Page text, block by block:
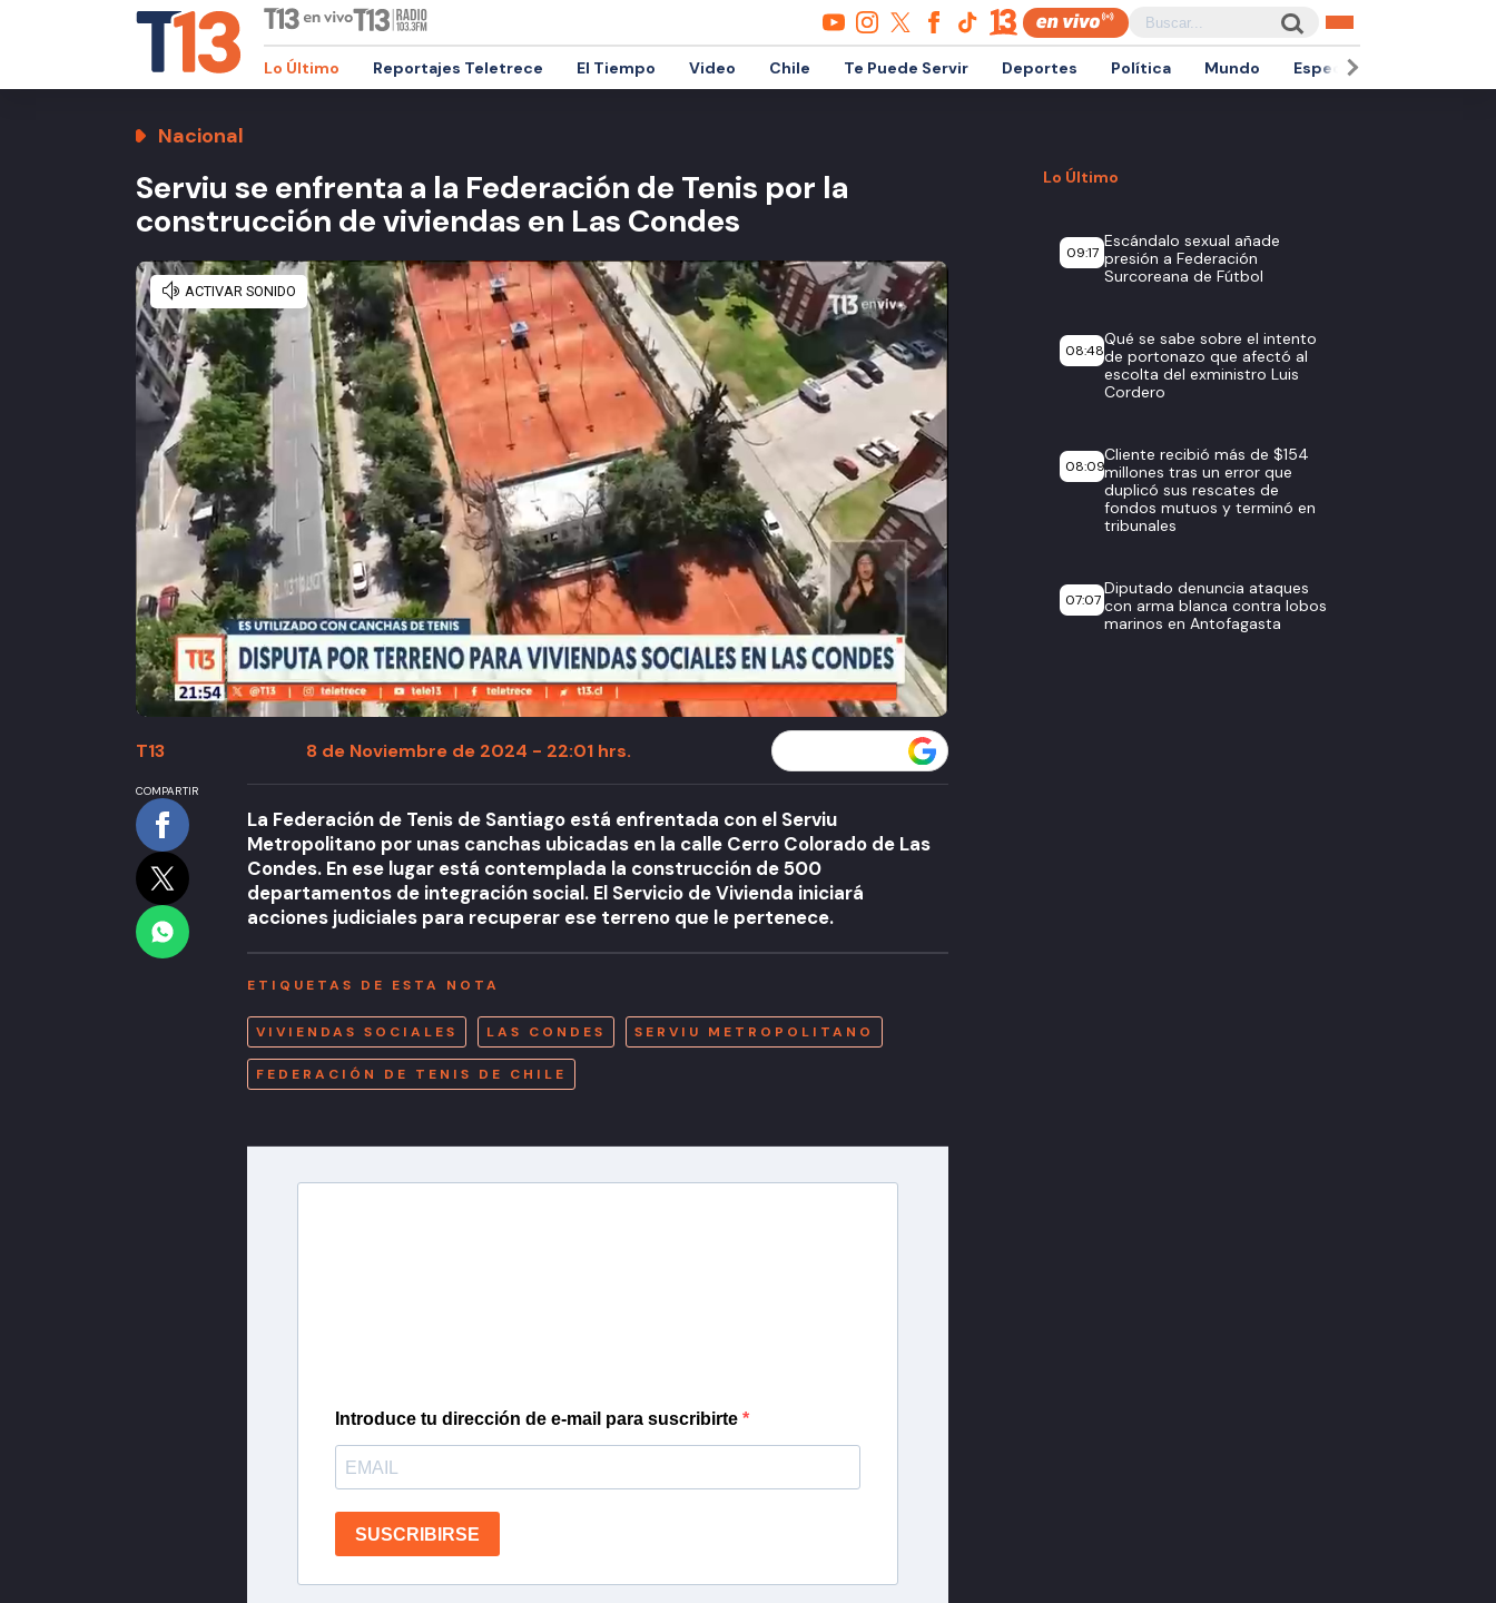
Lo Último Reportajes Teletrece El Tiempo Video Chile Te Puede Servir Deportes Política Mundo Espectáculos
Nacional
Serviu se enfrenta a la Federación de Tenis por la
construcción de viviendas en Las Condes
T13 8 de Noviembre de 2024 - 22:01 hrs.
COMPARTIR
La Federación de Tenis de Santiago está enfrentada con el Serviu
Metropolitano por unas canchas ubicadas en la calle Cerro Colorado de Las
Condes. En ese lugar está contemplada la construcción de 500
departamentos de integración social. El Servicio de Vivienda iniciará
acciones judiciales para recuperar ese terreno que le pertenece.
ETIQUETAS DE ESTA NOTA
VIVIENDAS SOCIALES LAS CONDES SERVIU METROPOLITANO
FEDERACIÓN DE TENIS DE CHILE
Introduce tu dirección de e-mail para suscribirte
SUSCRIBIRSE
Lo Último
09:17
Escándalo sexual añade
presión a Federación
Surcoreana de Fútbol
08:48
Qué se sabe sobre el intento
de portonazo que afectó al
escolta del exministro Luis
Cordero
08:09
Cliente recibió más de $154
millones tras un error que
duplicó sus rescates de
fondos mutuos y terminó en
tribunales
07:07
Diputado denuncia ataques
con arma blanca contra lobos
marinos en Antofagasta